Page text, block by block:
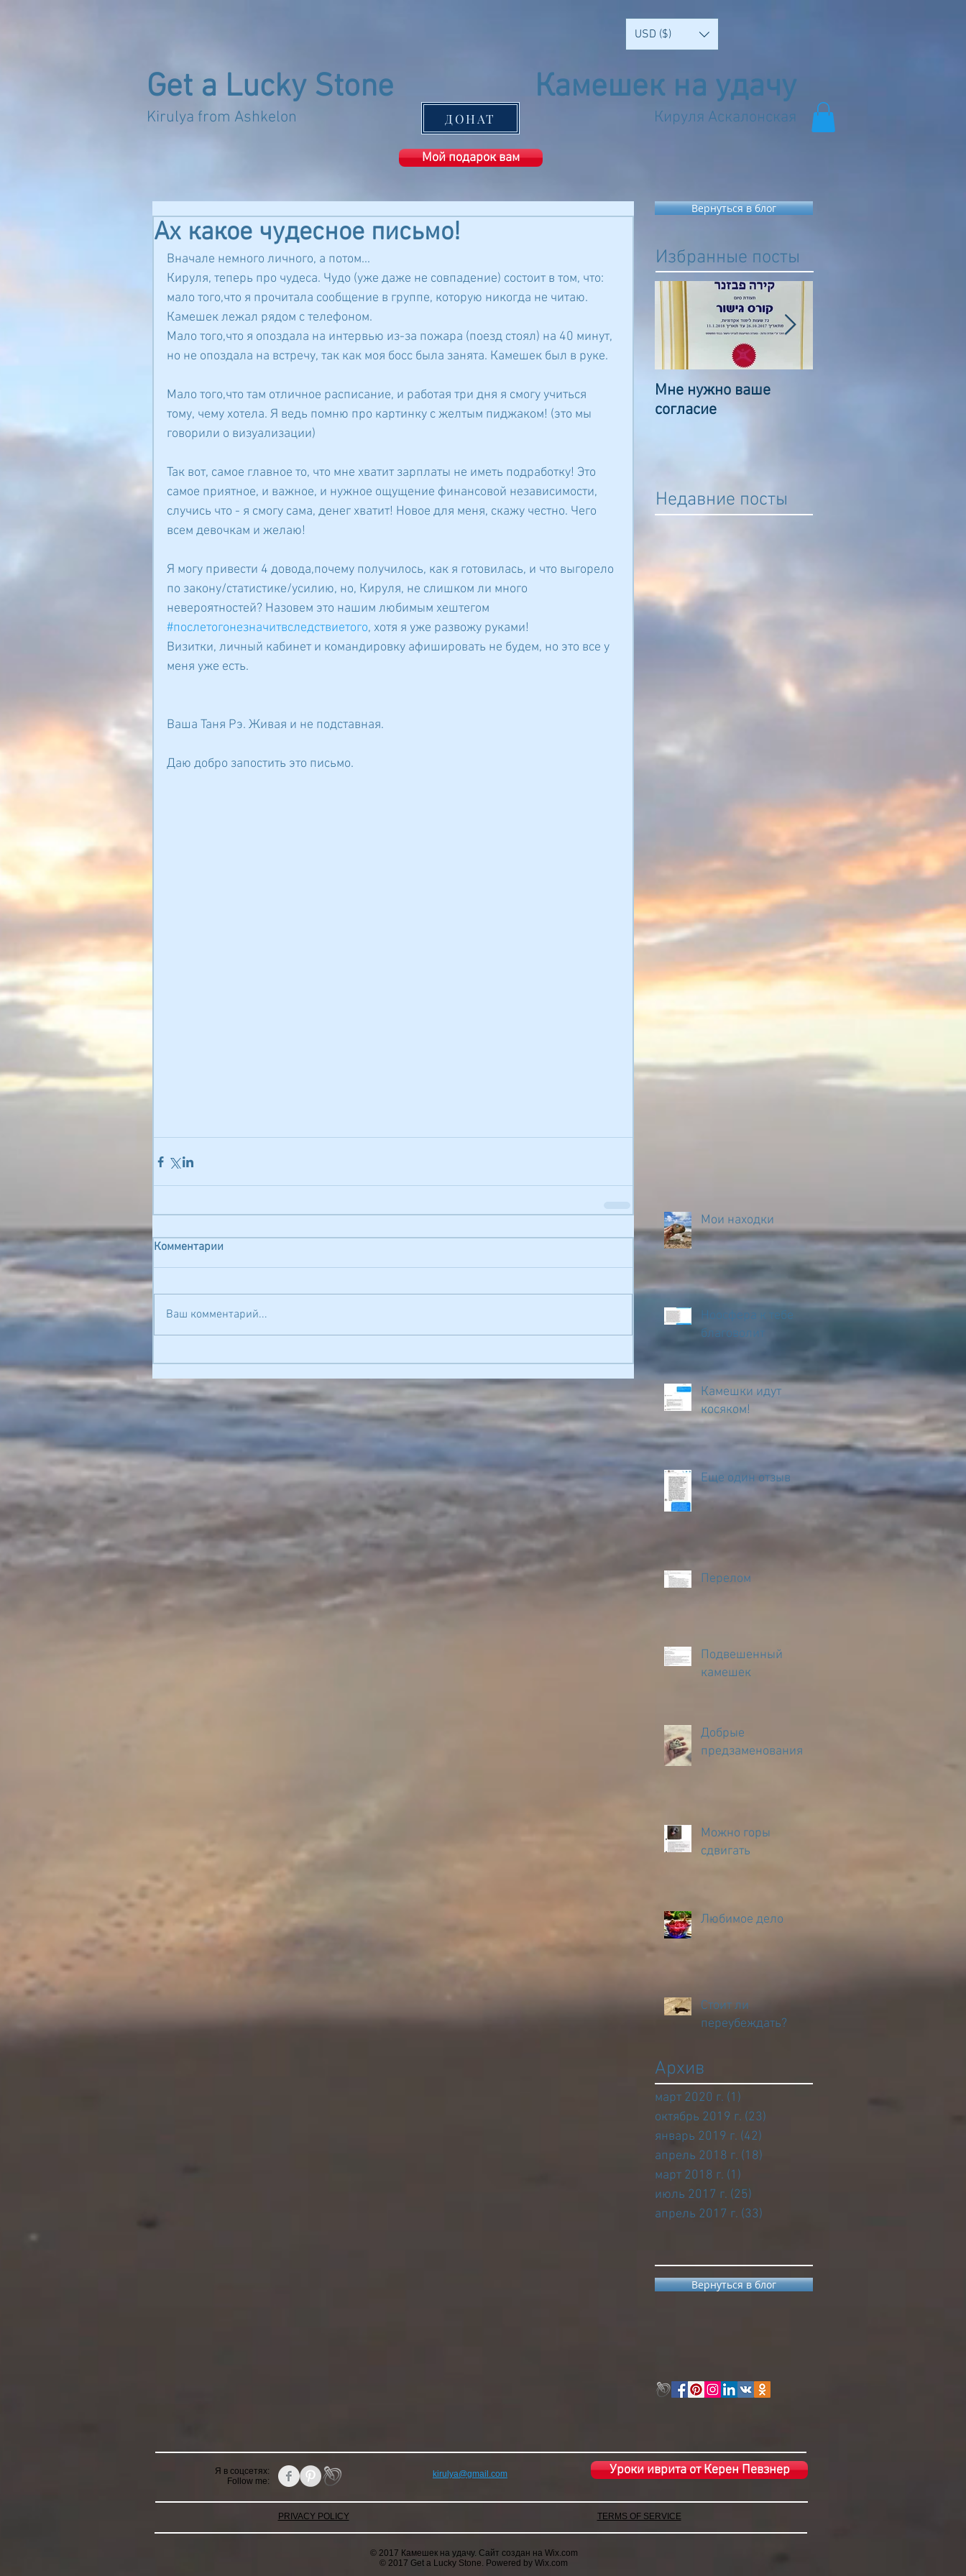
USD ($)
Get a Lucky Stone
Kirulya from Ashkelon ДОНАТ
Камешек на удачу
Кируля Аскалонская
Мой подарок вам
Ах какое чудесное письмо!
Вначале немного личного, а потом...
Кируля, теперь про чудеса. Чудо (уже даже не совпадение) состоит в том, что:
мало того,что я прочитала сообщение в группе, которую никогда не читаю.
Камешек лежал рядом с телефоном.
Мало того,что я опоздала на интервью из-за пожара (поезд стоял) на 40 минут,
но не опоздала на встречу, так как моя босс была занята. Камешек был в руке.
Мало того,что там отличное расписание, и работая три дня я смогу учиться
тому, чему хотела. Я ведь помню про картинку с желтым пиджаком! (это мы
говорили о визуализации)
Так вот, самое главное то, что мне хватит зарплаты не иметь подработку! Это
самое приятное, и важное, и нужное ощущение финансовой независимости,
случись что - я смогу сама, денег хватит! Новое для меня, скажу честно. Чего
всем девочкам и желаю!
Я могу привести 4 довода,почему получилось, как я готовилась, и что выгорело
по закону/статистике/усилию, но, Кируля, не слишком ли много
невероятностей? Назовем это нашим любимым хештегом
#послетогонезначитвследствиетого, хотя я уже развожу руками!
Визитки, личный кабинет и командировку афишировать не будем, но это все у
меня уже есть.
Ваша Таня Рэ. Живая и не подставная.
Даю добро запостить это письмо.
Комментарии
Ваш комментарий...
Вернуться в блог
Избранные посты
Мне нужно ваше
согласие
Недавние посты
Мои находки
Ноосфера к тебе
благоволит
Камешки идут
косяком!
Еще один отзыв
Перелом
Подвешенный
камешек
Добрые
предзаменования
Можно горы
сдвигать
Любимое дело
Стоит ли
переубеждать?
Архив
март 2020 г. (1)
октябрь 2019 г. (23)
январь 2019 г. (42)
апрель 2018 г. (18)
март 2018 г. (1)
июль 2017 г. (25)
апрель 2017 г. (33)
Вернуться в блог
Я в соцсетях:
Follow me:
kirulya@gmail.com Уроки иврита от Керен Певзнер
PRIVACY POLICY TERMS OF SERVICE
© 2017 Камешек на удачу. Сайт создан на Wix.com
© 2017 Get a Lucky Stone. Powered by Wix.com